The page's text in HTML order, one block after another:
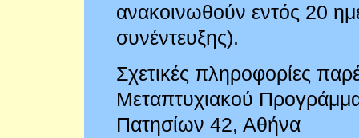
ανακοινωθούν εντός 20
συνέντευξης).
Σχετικές πληροφορίες
Μεταπτυχιακού
Πατησίων 42, Αθήνα